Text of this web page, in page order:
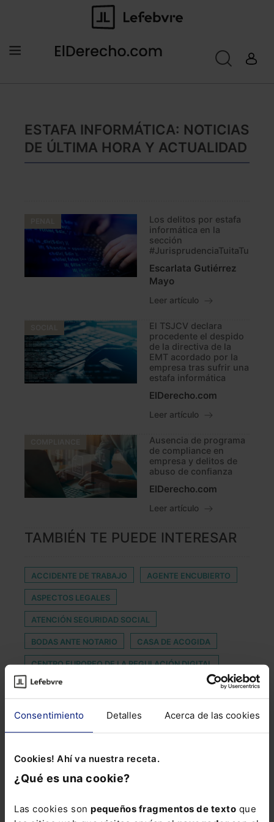
Consentimiento Detalles Acerca de las cookies
Cookies! Ahí va nuestra receta.
¿Qué es una cookie?
Las cookies son pequeños fragmentos de texto que
ESTAFA INFORMÁTICA: NOTICIAS
DE ÚLTIMA HORA Y ACTUALIDAD
Los delitos por estafa
informática en la
sección
#JurisprudenciaTuitaTuit
Escarlata Gutiérrez
Mayo
Leer artículo
El TSJCV declara
procedente el despido
de la directiva de la
EMT acordado por la
empresa tras sufrir una
estafa informática
ElDerecho.com
Leer artículo
Ausencia de programa
de compliance en
empresa y delitos de
abuso de confianza
ElDerecho.com
Leer artículo
TAMBIÉN TE PUEDE INTERESAR
ACCIDENTE DE TRABAJO AGENTE ENCUBIERTO
ASPECTOS LEGALES
ATENCIÓN SEGURIDAD SOCIAL
BODAS ANTE NOTARIO CASA DE ACOGIDA
CENTRO EUROPEO DE LA REGULACIÓN DIGITAL
CIBERDELINCUENCIA
DIRECTIVA 2008/95/CE
FASES DE DESESCALADA EN LA JUSTICIA
IMPUESTOS ESPECIALES INDEFINIDOS